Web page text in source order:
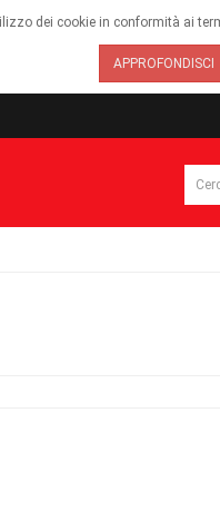
dei cookie in conformità ai
APPROFONDISCI